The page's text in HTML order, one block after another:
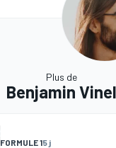
Plus de
Benjamin Vinel
FORMULE 15 j